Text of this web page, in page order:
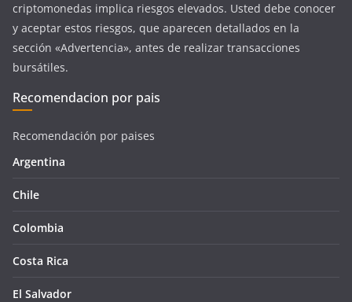
criptomonedas implica riesgos elevados. Usted debe conocer
y aceptar estos riesgos, que aparecen detallados en la
sección «Advertencia», antes de realizar transacciones
bursátiles.
Recomendacion por pais
Recomendación por paises
Argentina
Chile
Colombia
Costa Rica
El Salvador